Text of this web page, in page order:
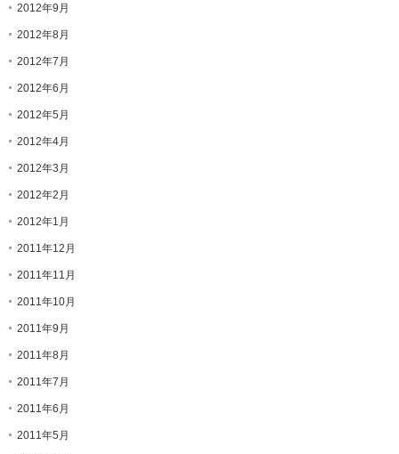
2012年9月
2012年8月
2012年7月
2012年6月
2012年5月
2012年4月
2012年3月
2012年2月
2012年1月
2011年12月
2011年11月
2011年10月
2011年9月
2011年8月
2011年7月
2011年6月
2011年5月